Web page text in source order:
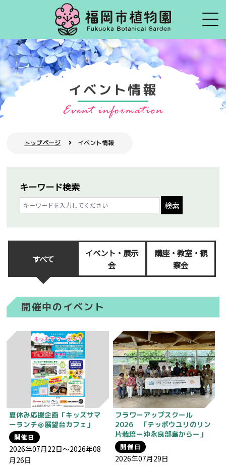
イベント情報
トップページ イベント情報
キーワード検索
検索
すべて
イベント・展示
会
講座・教室・観
察会
開催中のイベント
夏休み応援企画「キッズサマ
ーランチ＠展望台カフェ」
開催日
2026年07月22日～2026年08
月26日
フラワーアップスクール
2026 「テッポウユリのリン
片栽培ー沖永良部島からー」
開催日
2026年07月29日